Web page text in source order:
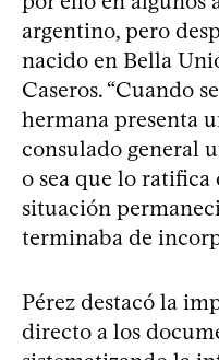
argentino, pero
nacido en Bella
Caseros. “Cuando
hermana presenta
consulado general
o sea que lo ratifica
situación
terminaba de
Pérez destacó la
directo a los